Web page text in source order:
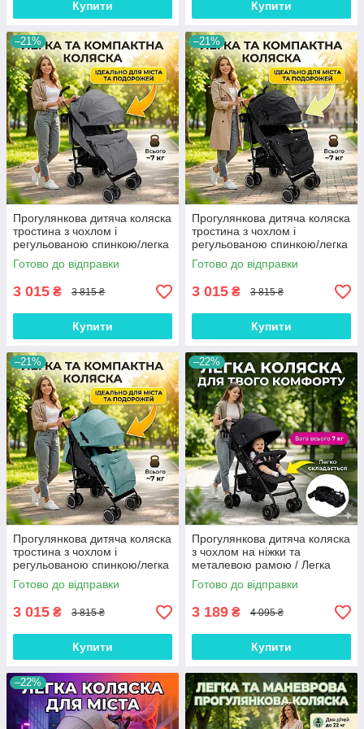
Купити Купити
–21%
Прогулянкова дитяча коляска
тростина з чохлом і
регульованою спинкою/легка
складана дитяча коляска для
подорожей і міста Сірий
Готово до відправки
3 015 ₴ 3 815 ₴
Купити
–21%
Прогулянкова дитяча коляска
тростина з чохлом і
регульованою спинкою/легка
складана дитяча коляска для
подорожей і міста Чорний
Готово до відправки
3 015 ₴ 3 815 ₴
Купити
–21%
Прогулянкова дитяча коляска
тростина з чохлом і
регульованою спинкою/легка
складана дитяча коляска для
подорожей і міста Зелений
Готово до відправки
3 015 ₴ 3 815 ₴
Купити
–22%
Прогулянкова дитяча коляска
з чохлом на ніжки та
металевою рамою / Легка
складана дитяча коляска для
щоденних прогулянок
Готово до відправки
3 189 ₴ 4 095 ₴
Купити
–22%